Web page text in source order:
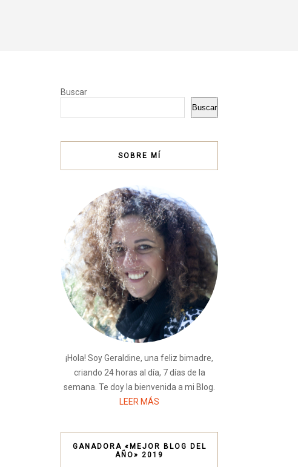
Buscar
Buscar
SOBRE MÍ
¡Hola! Soy Geraldine, una feliz bimadre,
criando 24 horas al día, 7 días de la
semana. Te doy la bienvenida a mi Blog.
LEER MÁS
GANADORA «MEJOR BLOG DEL
AÑO» 2019